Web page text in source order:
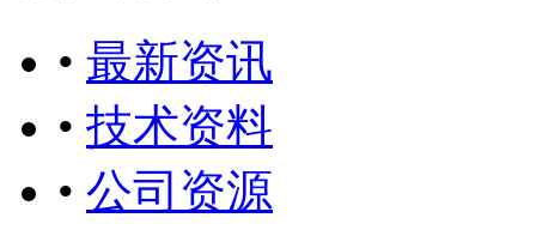
• 最新资讯
• 技术资料
• 公司资源